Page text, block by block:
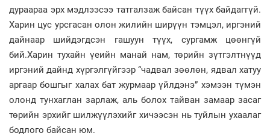
дураараа эрх мэдлээсээ татгалзаж байсан түүх байдаггүй.
Харин цус урсгасан олон жилийн ширүүн тэмцэл, иргэний
дайнаар шийдэгдсэн гашуун түүх, сургамж цөөнгүй
бий.Харин тухайн үеийн манай нам, төрийн зүтгэлтнүүд
иргэний дайнд хүргэлгүйгээр “чадвал зөөлөн, ядвал хатуу
аргаар бошгыг халах бат журмаар үйлдэнэ” хэмээн түмэн
олонд тунхаглан зарлаж, аль болох тайван замаар засаг
төрийн эрхийг шилжүүлэхийг хичээсэн нь туйлын ухаалаг
бодлого байсан юм.